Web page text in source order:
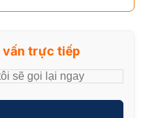
vấn trực tiếp